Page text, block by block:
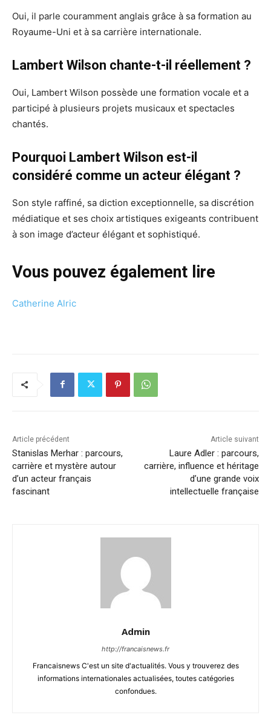
Oui, il parle couramment anglais grâce à sa formation au
Royaume-Uni et à sa carrière internationale.
Lambert Wilson chante-t-il réellement ?
Oui, Lambert Wilson possède une formation vocale et a
participé à plusieurs projets musicaux et spectacles
chantés.
Pourquoi Lambert Wilson est-il
considéré comme un acteur élégant ?
Son style raffiné, sa diction exceptionnelle, sa discrétion
médiatique et ses choix artistiques exigeants contribuent
à son image d’acteur élégant et sophistiqué.
Vous pouvez également lire
Catherine Alric
Article précédent
Stanislas Merhar : parcours,
carrière et mystère autour
d’un acteur français
fascinant
Article suivant
Laure Adler : parcours,
carrière, influence et héritage
d’une grande voix
intellectuelle française
Admin
http://francaisnews.fr
Francaisnews C'est un site d'actualités. Vous y trouverez des
informations internationales actualisées, toutes catégories
confondues.